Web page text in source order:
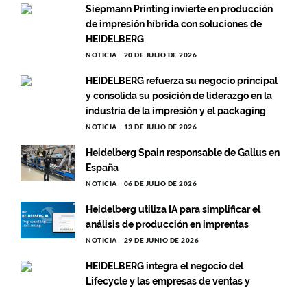
Siepmann Printing invierte en producción
de impresión híbrida con soluciones de
HEIDELBERG
NOTICIA 20 DE JULIO DE 2026
HEIDELBERG refuerza su negocio principal
y consolida su posición de liderazgo en la
industria de la impresión y el packaging
NOTICIA 13 DE JULIO DE 2026
Heidelberg Spain responsable de Gallus en
España
NOTICIA 06 DE JULIO DE 2026
Heidelberg utiliza IA para simplificar el
análisis de producción en imprentas
NOTICIA 29 DE JUNIO DE 2026
HEIDELBERG integra el negocio del
Lifecycle y las empresas de ventas y